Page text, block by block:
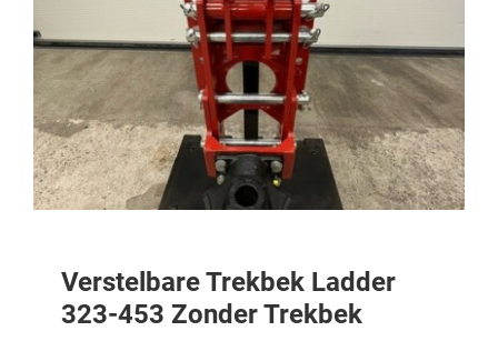
Verstelbare Trekbek Ladder
323-453 Zonder Trekbek